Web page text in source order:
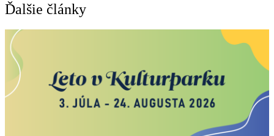
Ďalšie články